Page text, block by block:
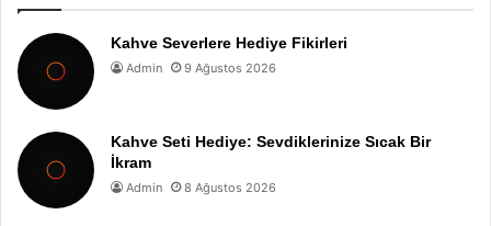
Kahve Severlere Hediye Fikirleri
Admin 9 Ağustos 2026
Kahve Seti Hediye: Sevdiklerinize Sıcak Bir
İkram
Admin 8 Ağustos 2026